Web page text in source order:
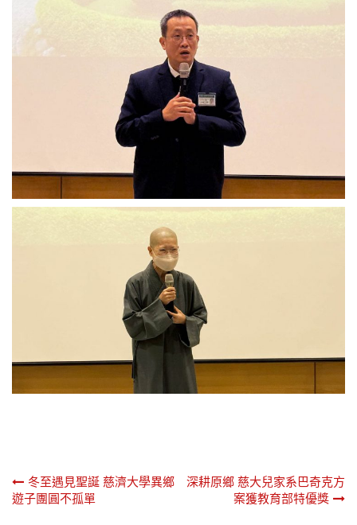
文冬至遇見聖誕 慈濟大學異鄉
遊子團圓不孤單
深耕原鄉 慈大兒家系巴奇克方
案獲教育部特優獎